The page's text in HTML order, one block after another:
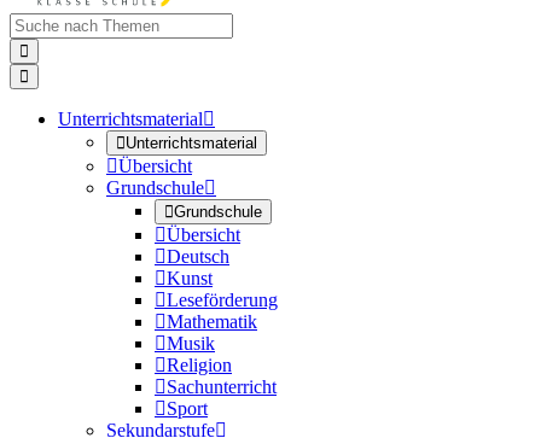


Unterrichtsmaterial
Unterrichtsmaterial
Übersicht
Grundschule
Grundschule
Übersicht
Deutsch
Kunst
Leseförderung
Mathematik
Musik
Religion
Sachunterricht
Sport
Sekundarstufe